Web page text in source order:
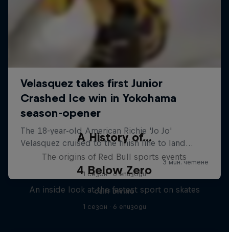
A History of...
The origins of Red Bull sports events
1 сезон · 6 епизоди
CLIFF DIVING
4 Below Zero
An inside look at the fastest sport on skates
1 сезон · 6 епизоди